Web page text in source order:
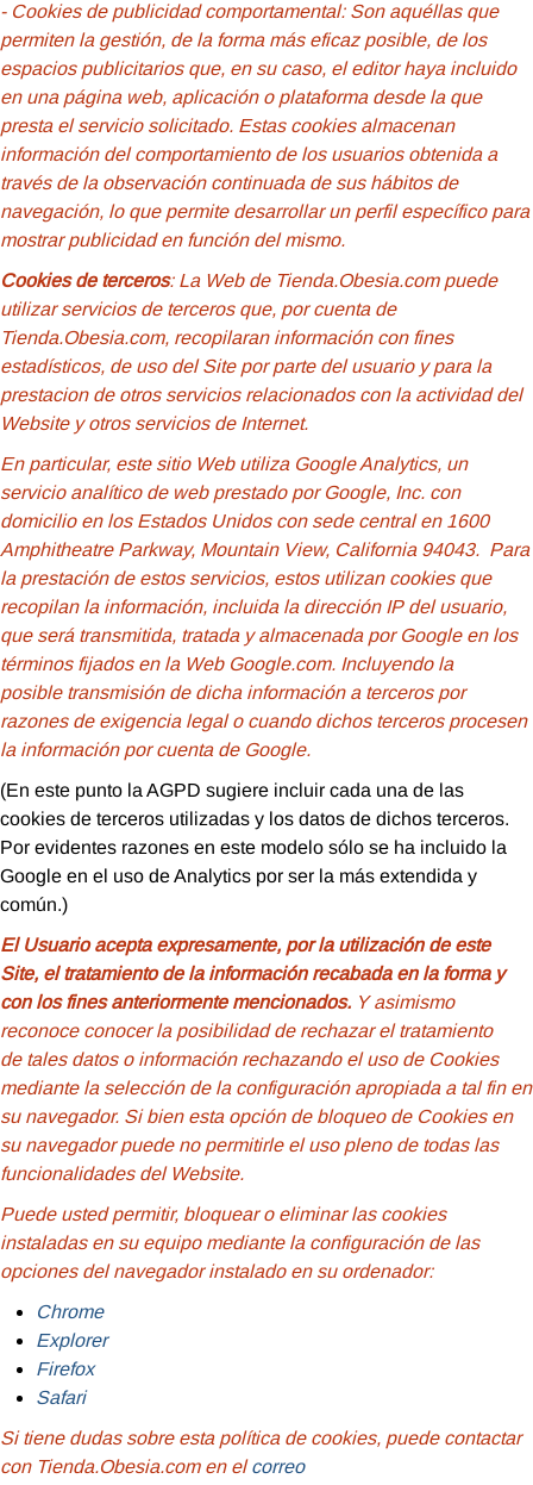
- Cookies de publicidad comportamental: Son aquéllas que
permiten la gestión, de la forma más eficaz posible, de los
espacios publicitarios que, en su caso, el editor haya incluido
en una página web, aplicación o plataforma desde la que
presta el servicio solicitado. Estas cookies almacenan
información del comportamiento de los usuarios obtenida a
través de la observación continuada de sus hábitos de
navegación, lo que permite desarrollar un perfil específico para
mostrar publicidad en función del mismo.
Cookies de terceros: La Web de Tienda.Obesia.com puede
utilizar servicios de terceros que, por cuenta de
Tienda.Obesia.com, recopilaran información con fines
estadísticos, de uso del Site por parte del usuario y para la
prestacion de otros servicios relacionados con la actividad del
Website y otros servicios de Internet.
En particular, este sitio Web utiliza Google Analytics, un
servicio analítico de web prestado por Google, Inc. con
domicilio en los Estados Unidos con sede central en 1600
Amphitheatre Parkway, Mountain View, California 94043. Para
la prestación de estos servicios, estos utilizan cookies que
recopilan la información, incluida la dirección IP del usuario,
que será transmitida, tratada y almacenada por Google en los
términos fijados en la Web Google.com. Incluyendo la
posible transmisión de dicha información a terceros por
razones de exigencia legal o cuando dichos terceros procesen
la información por cuenta de Google.
(En este punto la AGPD sugiere incluir cada una de las
cookies de terceros utilizadas y los datos de dichos terceros.
Por evidentes razones en este modelo sólo se ha incluido la
Google en el uso de Analytics por ser la más extendida y
común.)
El Usuario acepta expresamente, por la utilización de este
Site, el tratamiento de la información recabada en la forma y
con los fines anteriormente mencionados. Y asimismo
reconoce conocer la posibilidad de rechazar el tratamiento
de tales datos o información rechazando el uso de Cookies
mediante la selección de la configuración apropiada a tal fin en
su navegador. Si bien esta opción de bloqueo de Cookies en
su navegador puede no permitirle el uso pleno de todas las
funcionalidades del Website.
Puede usted permitir, bloquear o eliminar las cookies
instaladas en su equipo mediante la configuración de las
opciones del navegador instalado en su ordenador:
Chrome
Explorer
Firefox
Safari
Si tiene dudas sobre esta política de cookies, puede contactar
con Tienda.Obesia.com en elcorreo